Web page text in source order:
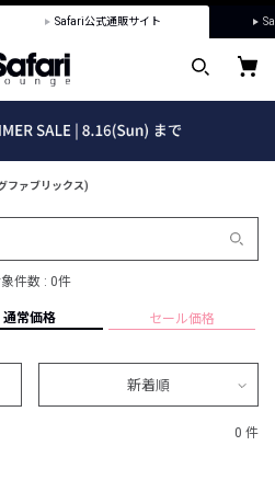
Safari公式通販サイト
ファブリックス)
件数 : 0件
通常価格 セール価格
新着順
0 件